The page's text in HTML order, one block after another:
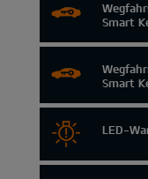
Smart
Smart
LED-